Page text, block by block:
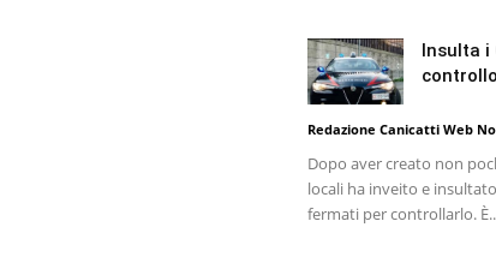
Insulta i
Redazione Canicatti Web
Dopo aver creato non
locali ha inveito e
fermati per controllarlo.